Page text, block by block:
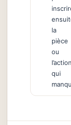
la
pièce
ou
l’action
qui